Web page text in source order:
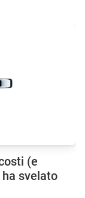
(e
svelato